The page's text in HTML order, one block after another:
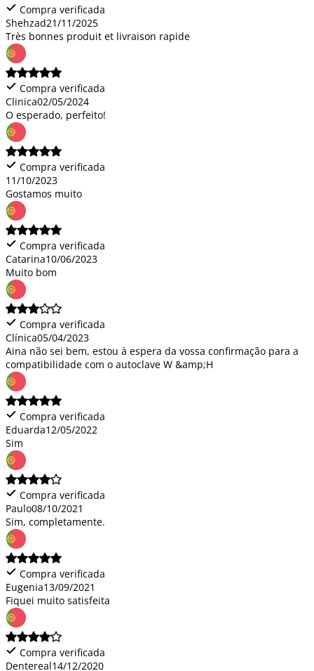
Compra verificada
Shehzad21/11/2025
Très bonnes produit et livraison rapide
Compra verificada
Clinica02/05/2024
O esperado, perfeito!
Compra verificada
11/10/2023
Gostamos muito
Compra verificada
Catarina10/06/2023
Muito bom
Compra verificada
Clínica05/04/2023
Aina não sei bem, estou à espera da vossa confirmação para a
compatibilidade com o autoclave W &amp;H
Compra verificada
Eduarda12/05/2022
Sim
Compra verificada
Paulo08/10/2021
Sim, completamente.
Compra verificada
Eugenia13/09/2021
Fiquei muito satisfeita
Compra verificada
Dentereal14/12/2020